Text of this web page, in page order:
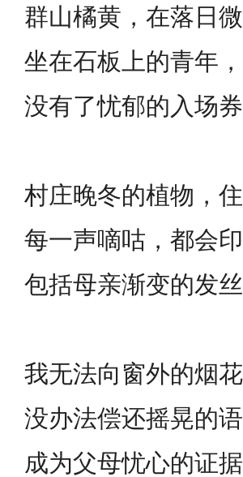
群山橘黄，在落日
坐在石板上的青年
没有了忧郁的入场
村庄晚冬的植物，
每一声嘀咕，都会
包括母亲渐变的发丝
我无法向窗外的烟
没办法偿还摇晃的
成为父母忧心的证据